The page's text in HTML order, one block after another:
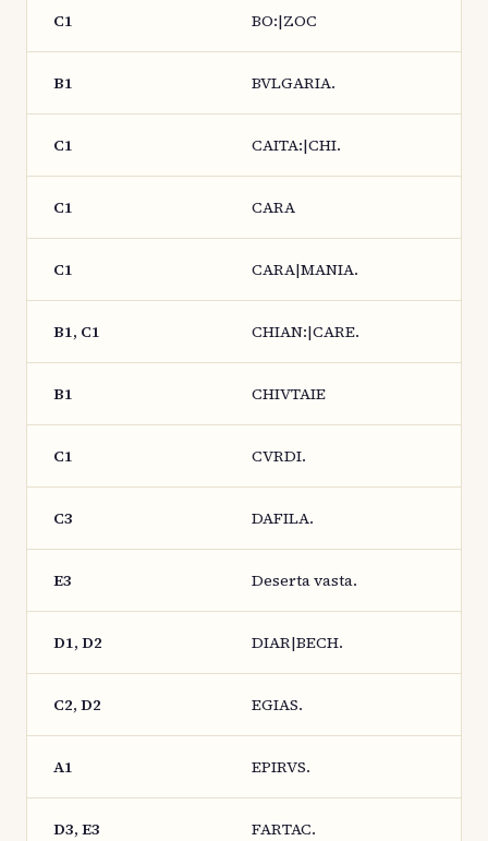
C1 BO:|ZOC
B1 BVLGARIA.
C1 CAITA:|CHI.
C1 CARA
C1 CARA|MANIA.
B1, C1 CHIAN:|CARE.
B1 CHIVTAIE
C1 CVRDI.
C3 DAFILA.
E3 Deserta vasta.
D1, D2 DIAR|BECH.
C2, D2 EGIAS.
A1 EPIRVS.
D3, E3 FARTAC.